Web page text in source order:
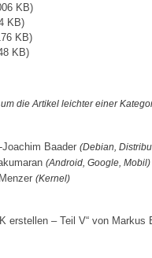
KB)
KB)
KB)
KB)
die Artikel leichter einer
Joachim Baader (Debian,
(Android, Google, Mobil)
(Kernel)
erstellen – Teil V“ von Markus